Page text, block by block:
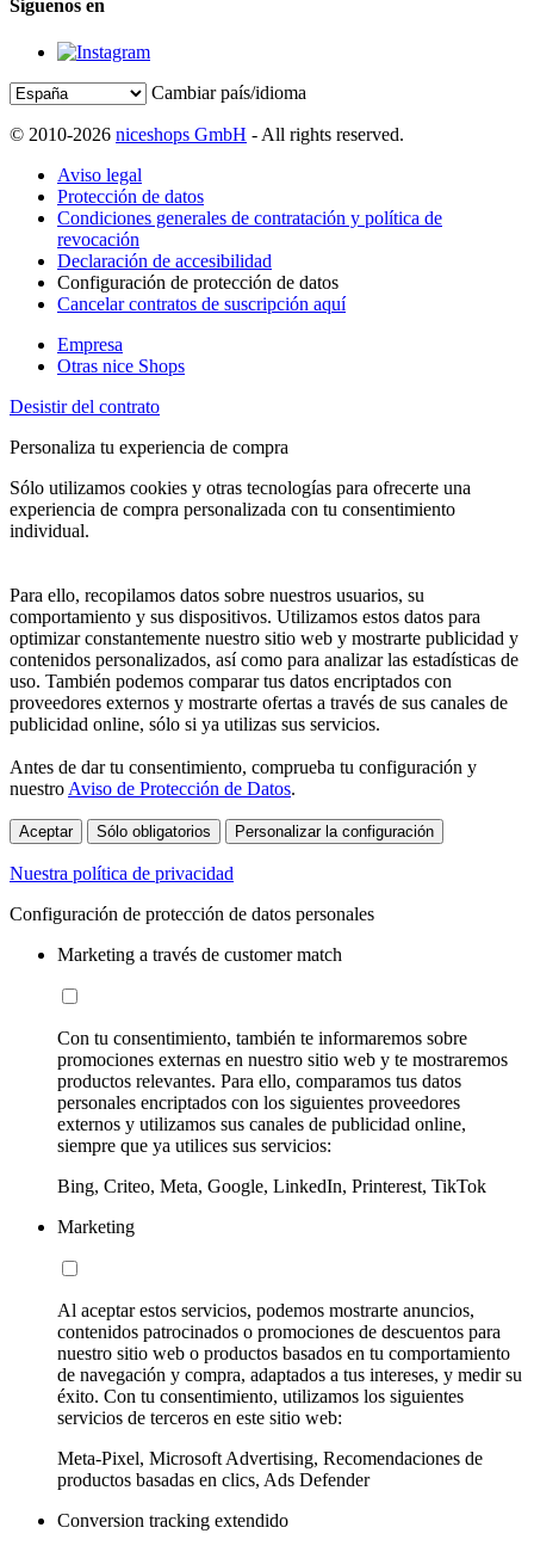
Síguenos en
Cambiar país/idioma
© 2010-2026 niceshops GmbH - All rights reserved.
Aviso legal
Protección de datos
Condiciones generales de contratación y política de
revocación
Declaración de accesibilidad
Configuración de protección de datos
Cancelar contratos de suscripción aquí
Empresa
Otras nice Shops
Desistir del contrato
Personaliza tu experiencia de compra
Sólo utilizamos cookies y otras tecnologías para ofrecerte una
experiencia de compra personalizada con tu consentimiento
individual.
Para ello, recopilamos datos sobre nuestros usuarios, su
comportamiento y sus dispositivos. Utilizamos estos datos para
optimizar constantemente nuestro sitio web y mostrarte publicidad y
contenidos personalizados, así como para analizar las estadísticas de
uso. También podemos comparar tus datos encriptados con
proveedores externos y mostrarte ofertas a través de sus canales de
publicidad online, sólo si ya utilizas sus servicios.
Antes de dar tu consentimiento, comprueba tu configuración y
nuestro Aviso de Protección de Datos.
Aceptar Sólo obligatorios Personalizar la configuración
Nuestra política de privacidad
Configuración de protección de datos personales
Marketing a través de customer match
Con tu consentimiento, también te informaremos sobre
promociones externas en nuestro sitio web y te mostraremos
productos relevantes. Para ello, comparamos tus datos
personales encriptados con los siguientes proveedores
externos y utilizamos sus canales de publicidad online,
siempre que ya utilices sus servicios:
Bing, Criteo, Meta, Google, LinkedIn, Printerest, TikTok
Marketing
Al aceptar estos servicios, podemos mostrarte anuncios,
contenidos patrocinados o promociones de descuentos para
nuestro sitio web o productos basados en tu comportamiento
de navegación y compra, adaptados a tus intereses, y medir su
éxito. Con tu consentimiento, utilizamos los siguientes
servicios de terceros en este sitio web:
Meta-Pixel, Microsoft Advertising, Recomendaciones de
productos basadas en clics, Ads Defender
Conversion tracking extendido